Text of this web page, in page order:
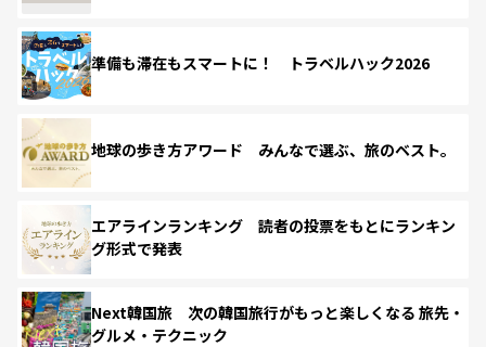
準備も滞在もスマートに！ トラベルハック2026
地球の歩き方アワード みんなで選ぶ、旅のベスト。
エアラインランキング 読者の投票をもとにランキン
グ形式で発表
Next韓国旅 次の韓国旅行がもっと楽しくなる 旅先・
グルメ・テクニック